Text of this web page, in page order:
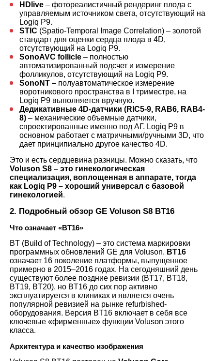
HDlive – фотореалистичный рендеринг плода с
управляемым источником света, отсутствующий на
Logiq P9.
STIC (Spatio-Temporal Image Correlation) – золотой
стандарт для оценки сердца плода в 4D,
отсутствующий на Logiq P9.
SonoAVC follicle – полностью
автоматизированный подсчет и измерение
фолликулов, отсутствующий на Logiq P9.
SonoNT – полуавтоматическое измерение
воротникового пространства в I триместре, на
Logiq P9 выполняется вручную.
Дедикативные 4D-датчики (RIC5-9, RAB6, RAB4-
8) – механические объемные датчики,
спроектированные именно под АГ. Logiq P9 в
основном работает с матричными/ручными 3D, что
дает принципиально другое качество 4D.
Это и есть сердцевина разницы. Можно сказать, что
Voluson S8 – это гинекологическая
специализация, воплощенная в аппарате, тогда
как Logiq P9 – хороший универсал с базовой
гинекологией.
2. Подробный обзор GE Voluson S8 BT16
Что означает «BT16»
BT (Build of Technology) – это система маркировки
программных обновлений GE для Voluson. BT16
означает 16 поколение платформы, выпущенное
примерно в 2015–2016 годах. На сегодняшний день
существуют более поздние ревизии (BT17, BT18,
BT19, BT20), но BT16 до сих пор активно
эксплуатируется в клиниках и является очень
популярной ревизией на рынке refurbished-
оборудования. Версия BT16 включает в себя все
ключевые «фирменные» функции Voluson этого
класса.
Архитектура и качество изображения